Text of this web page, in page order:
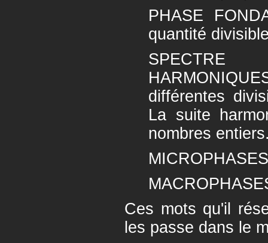
PHASE
quantité
différentes
La suite
nombres
Ces mots qu'il
les passe dans le